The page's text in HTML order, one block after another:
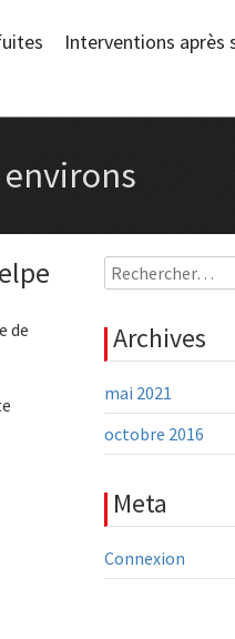
Interventions après
environs
de
Rechercher :
Archives
mai 2021
octobre 2016
Meta
Connexion